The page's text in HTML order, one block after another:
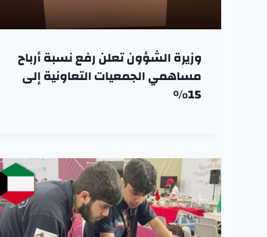
وزيرة الشؤون تعلن رفع نسبة أرباح
مساهمي الجمعيات التعاونية إلى
15%